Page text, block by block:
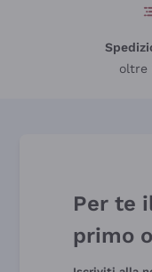
oltre
Per te
primo